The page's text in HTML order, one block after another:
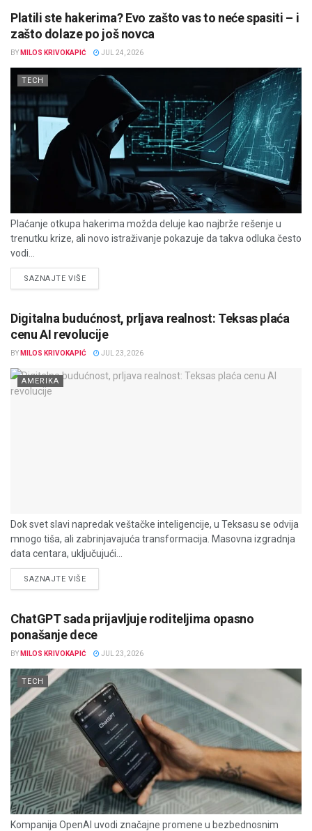
Platili ste hakerima? Evo zašto vas to neće spasiti – i
zašto dolaze po još novca
BY MILOS KRIVOKAPIĆ JUL 24, 2026
TECH
Plaćanje otkupa hakerima možda deluje kao najbrže rešenje u
trenutku krize, ali novo istraživanje pokazuje da takva odluka često
vodi...
SAZNAJTE VIŠEDETAILS
Digitalna budućnost, prljava realnost: Teksas plaća
cenu AI revolucije
BY MILOS KRIVOKAPIĆ JUL 23, 2026
AMERIKA
Dok svet slavi napredak veštačke inteligencije, u Teksasu se odvija
mnogo tiša, ali zabrinjavajuća transformacija. Masovna izgradnja
data centara, uključujući...
SAZNAJTE VIŠEDETAILS
ChatGPT sada prijavljuje roditeljima opasno
ponašanje dece
BY MILOS KRIVOKAPIĆ JUL 23, 2026
TECH
Kompanija OpenAI uvodi značajne promene u bezbednosnim